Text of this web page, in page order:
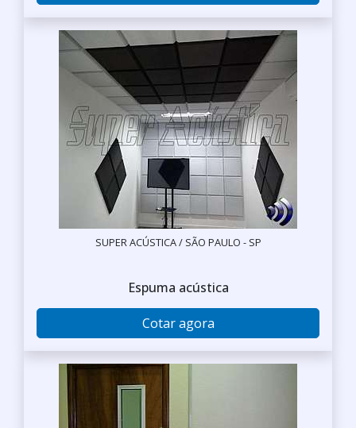
SUPER ACÚSTICA / SÃO PAULO - SP
Espuma acústica
Cotar agora